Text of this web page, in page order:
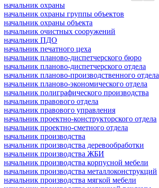
начальник охраны
начальник охраны группы объектов
начальник охраны объекта
начальник очистных сооружений
начальник ПДО
начальник печатного цеха
начальник планово-диспетчерского бюро
начальник планово-диспетчерского отдела
начальник планово-производственного отдела
начальник планово-экономического отдела
начальник полиграфического производства
начальник правового отдела
начальник правового управления
начальник проектно-конструкторского отдела
начальник проектно-сметного отдела
начальник производства
начальник производства деревообработки
начальник производства ЖБИ
начальник производства корпусной мебели
начальник производства металлоконструкций
начальник производства мягкой мебели